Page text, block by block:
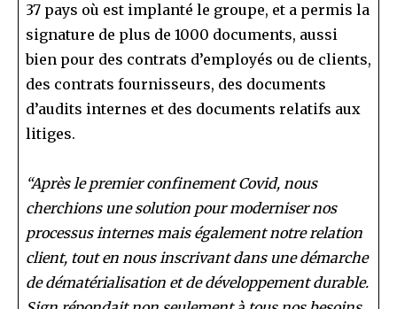
37 pays où est implanté le groupe, et a permis la
signature de plus de 1000 documents, aussi
bien pour des contrats d’employés ou de clients,
des contrats fournisseurs, des documents
d’audits internes et des documents relatifs aux
litiges.
“Après le premier confinement Covid, nous
cherchions une solution pour moderniser nos
processus internes mais également notre relation
client, tout en nous inscrivant dans une démarche
de dématérialisation et de développement durable.